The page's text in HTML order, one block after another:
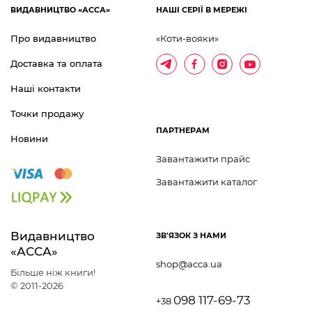
Видавництво
«АССА»
Більше ніж книги!
© 2011-2026
ЗВ'ЯЗОК З НАМИ
shop@acca.ua
+38 098 117-69-73
ВИДАВНИЦТВО «АССА»
Про видавництво
Доставка та оплата
Наші контакти
Точки продажу
Новини
НАШІ СЕРІЇ В МЕРЕЖІ
«Коти-вояки»
ПАРТНЕРАМ
Завантажити прайс
Завантажити каталог